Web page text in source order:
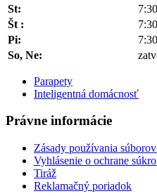
St:
Št :
Pi:
So, Ne:
Parapety
Inteligentná domácnosť
Právne informácie
Zásady používania
Vyhlásenie o ochrane
Tiráž
Reklamačný poriadok